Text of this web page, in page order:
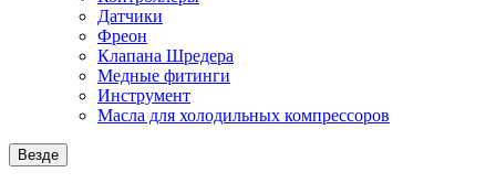
Датчики
Фреон
Клапана Шредера
Медные фитинги
Инструмент
Масла для холодильных компрессоров
Везде